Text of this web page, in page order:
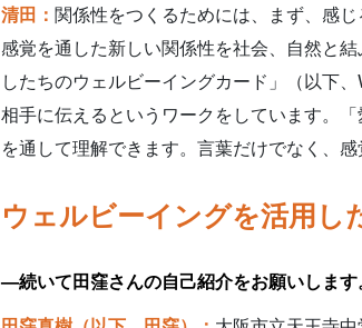
清田： 関係性をつくるためには、まず、感
感覚を通した新しい関係性を社会、自然と
したちのウェルビーイングカード」（以下
相手に伝えるというワークをしています。
を通して理解できます。言葉だけでなく、
ウェルビーイングを活用し
—続いて田窪さんの自己紹介をお願いします